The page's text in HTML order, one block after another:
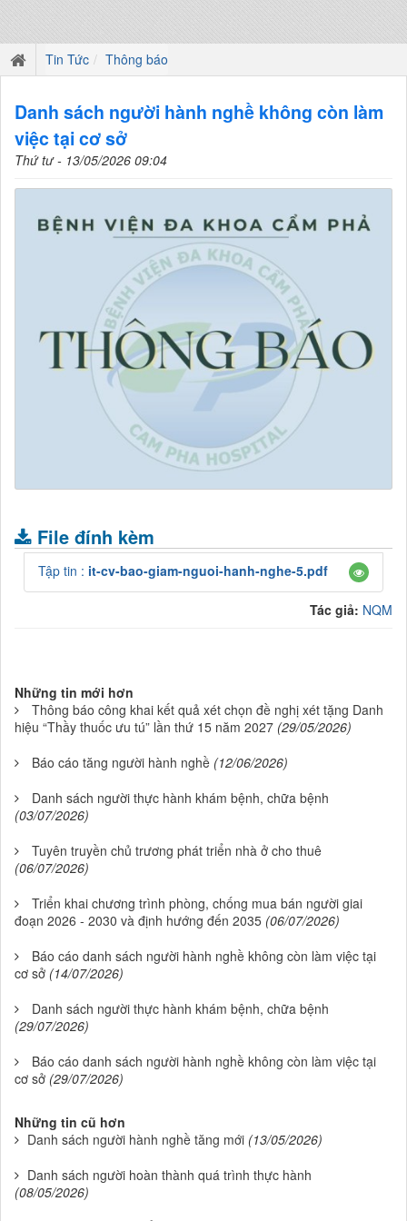
Tin Tức Thông báo
Danh sách người hành nghề không còn làm
việc tại cơ sở
Thứ tư - 13/05/2026 09:04
File đính kèm
Tập tin : it-cv-bao-giam-nguoi-hanh-nghe-5.pdf
Tác giả: NQM
Những tin mới hơn
Thông báo công khai kết quả xét chọn đề nghị xét tặng Danh
hiệu “Thầy thuốc ưu tú” lần thứ 15 năm 2027 (29/05/2026)
Báo cáo tăng người hành nghề (12/06/2026)
Danh sách người thực hành khám bệnh, chữa bệnh
(03/07/2026)
Tuyên truyền chủ trương phát triển nhà ở cho thuê
(06/07/2026)
Triển khai chương trình phòng, chống mua bán người giai
đoạn 2026 - 2030 và định hướng đến 2035 (06/07/2026)
Báo cáo danh sách người hành nghề không còn làm việc tại
cơ sở (14/07/2026)
Danh sách người thực hành khám bệnh, chữa bệnh
(29/07/2026)
Báo cáo danh sách người hành nghề không còn làm việc tại
cơ sở (29/07/2026)
Những tin cũ hơn
Danh sách người hành nghề tăng mới (13/05/2026)
Danh sách người hoàn thành quá trình thực hành
(08/05/2026)